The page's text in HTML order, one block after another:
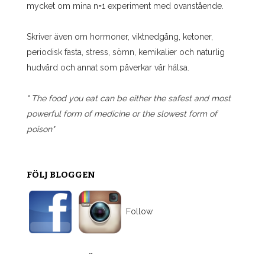
mycket om mina n=1 experiment med ovanstående.
Skriver även om hormoner, viktnedgång, ketoner,
periodisk fasta, stress, sömn, kemikalier och naturlig
hudvård och annat som påverkar vår hälsa.
" The food you eat can be either the safest and most
powerful form of medicine or the slowest form of
poison"
FÖLJ BLOGGEN
Follow